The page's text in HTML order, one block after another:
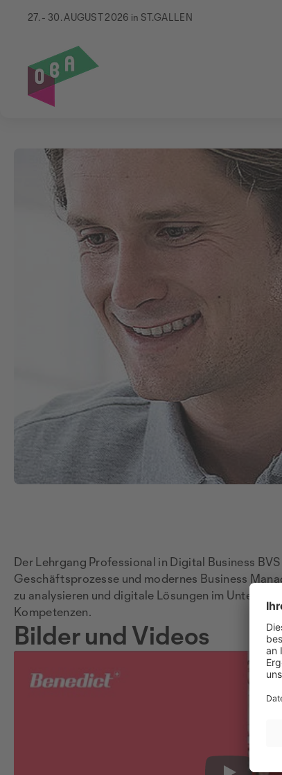
27. - 30. AUGUST 2026 in ST.GALLEN
Der Lehrgang Professional in Digital Business
Geschäftsprozesse und modernes Business
zu analysieren und digitale Lösungen im
Kompetenzen.
Bilder und Videos